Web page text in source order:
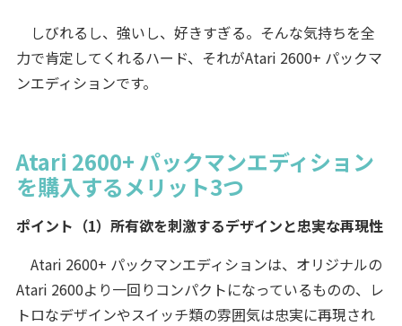
しびれるし、強いし、好きすぎる。そんな気持ちを全
力で肯定してくれるハード、それがAtari 2600+ パックマ
ンエディションです。
Atari 2600+ パックマンエディション
を購入するメリット3つ
ポイント（1）所有欲を刺激するデザインと忠実な再現性
Atari 2600+ パックマンエディションは、オリジナルの
Atari 2600より一回りコンパクトになっているものの、レ
トロなデザインやスイッチ類の雰囲気は忠実に再現され